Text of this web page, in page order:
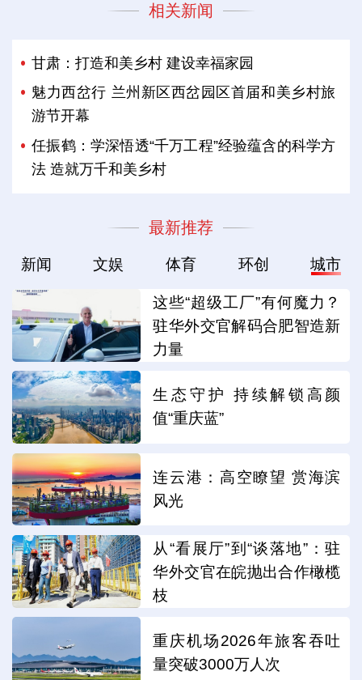
相关新闻
甘肃：打造和美乡村 建设幸福家园
魅力西岔行 兰州新区西岔园区首届和美乡村旅
游节开幕
任振鹤：学深悟透“千万工程”经验蕴含的科学方
法 造就万千和美乡村
最新推荐
新闻 文娱 体育 环创 城市
这些“超级工厂”有何魔力？
驻华外交官解码合肥智造新
力量
生态守护 持续解锁高颜
值“重庆蓝”
连云港：高空瞭望 赏海滨
风光
从“看展厅”到“谈落地”：驻
华外交官在皖抛出合作橄榄
枝
重庆机场2026年旅客吞吐
量突破3000万人次